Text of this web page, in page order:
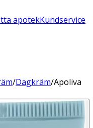
apotekKundservice
/Dagkräm/Apoliva